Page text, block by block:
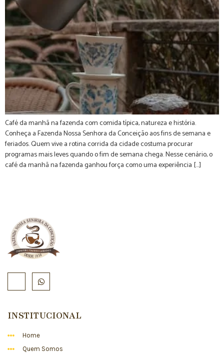
Café da manhã na fazenda com comida típica, natureza e história.
Conheça a Fazenda Nossa Senhora da Conceição aos fins de semana e
feriados. Quem vive a rotina corrida da cidade costuma procurar
programas mais leves quando o fim de semana chega. Nesse cenário, o
café da manhã na fazenda ganhou força como uma experiência […]
INSTITUCIONAL
Home
Quem Somos